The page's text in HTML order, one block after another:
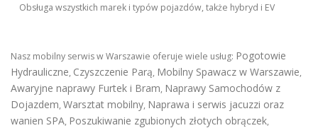
Obsługa wszystkich marek i typów pojazdów, także hybryd i EV
Nasz mobilny serwis w Warszawie oferuje wiele usług: Pogotowie
Hydrauliczne, Czyszczenie Parą, Mobilny Spawacz w Warszawie,
Awaryjne naprawy Furtek i Bram, Naprawy Samochodów z
Dojazdem, Warsztat mobilny, Naprawa i serwis jacuzzi oraz
wanien SPA, Poszukiwanie zgubionych złotych obrączek,